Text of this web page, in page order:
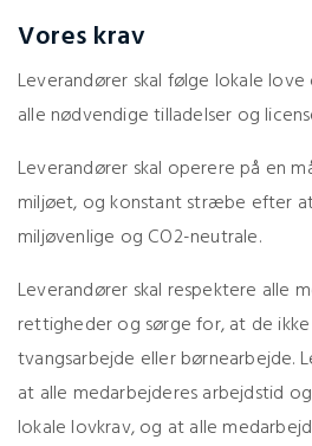
Vores krav
Leverandører skal følge lokale
alle nødvendige tilladelser og
Leverandører skal operere på en
miljøet, og konstant stræbe efter
miljøvenlige og CO2-neutrale.
Leverandører skal respektere alle
rettigheder og sørge for, at de
tvangsarbejde eller børnearbejde.
at alle medarbejderes arbejdstid
lokale lovkrav, og at alle